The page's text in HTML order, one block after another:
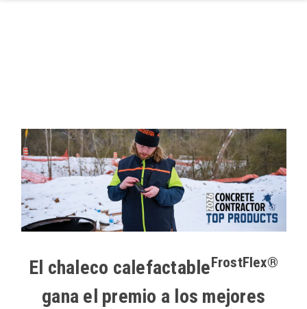
El chaleco calefactableFrostFlex®
gana el premio a los mejores